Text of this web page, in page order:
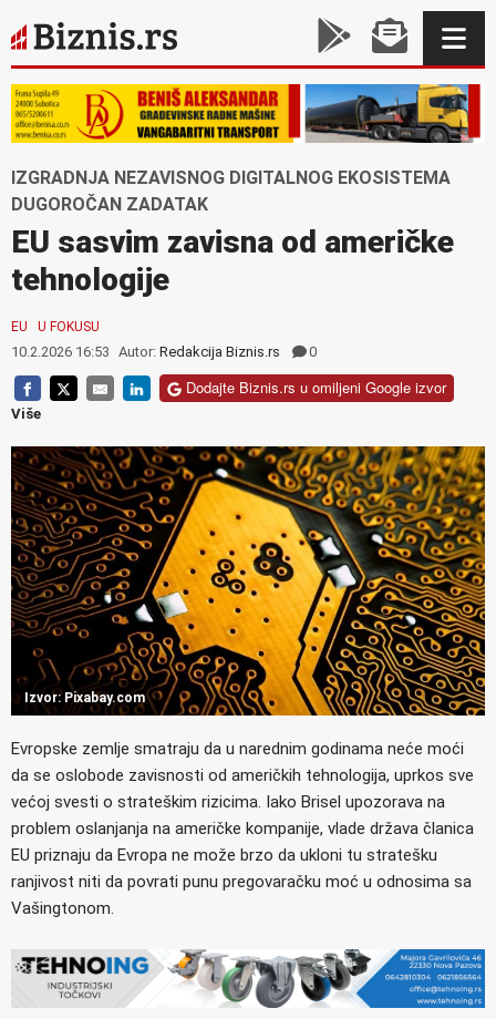
IZGRADNJA NEZAVISNOG DIGITALNOG EKOSISTEMA
DUGOROČAN ZADATAK
EU sasvim zavisna od američke
tehnologije
EU U FOKUSU
10.2.2026 16:53 Autor: Redakcija Biznis.rs 0
Dodajte Biznis.rs u omiljeni Google izvor
Više
Izvor: Pixabay.com
Evropske zemlje smatraju da u narednim godinama neće moći
da se oslobode zavisnosti od američkih tehnologija, uprkos sve
većoj svesti o strateškim rizicima. Iako Brisel upozorava na
problem oslanjanja na američke kompanije, vlade država članica
EU priznaju da Evropa ne može brzo da ukloni tu stratešku
ranjivost niti da povrati punu pregovaračku moć u odnosima sa
Vašingtonom.